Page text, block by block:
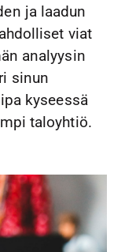
ja laadun
viat
analyysin
sinun
kyseessä
taloyhtiö.